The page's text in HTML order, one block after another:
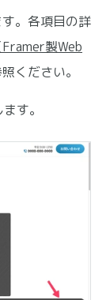
。各項目の詳
製Web
ください。
す。